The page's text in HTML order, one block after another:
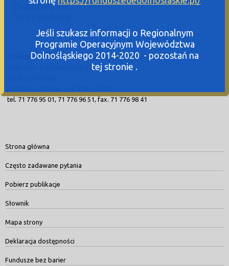
Znajdź Punkt
Główny Punkt Informacyjny Funduszy Europejskich
Wybrzeże J. Słowackiego 12-14
tel. 71 776 95 01, 71 776 96 51, fax. 71 776 98 41
Strona główna
Często zadawane pytania
Pobierz publikacje
Słownik
Mapa strony
Deklaracja dostępności
Fundusze bez barier
Jeśli szukasz informacji o Regionalnym
Programie Operacyjnym Województwa
Dolnośląskiego 2014-2020 - pozostań na
tej stronie .